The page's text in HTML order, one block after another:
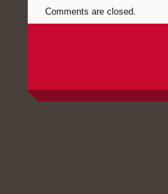
Comments are closed.